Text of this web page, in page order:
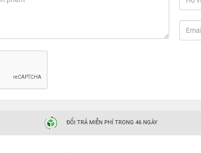
ĐỔI TRẢ MIỄN PHÍ TRONG 46 NGÀY